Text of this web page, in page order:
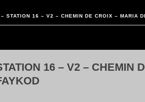
STATION 16 – V2 – CHEMIN DE CROIX – MARIA
16 – V2 – CHEMIN